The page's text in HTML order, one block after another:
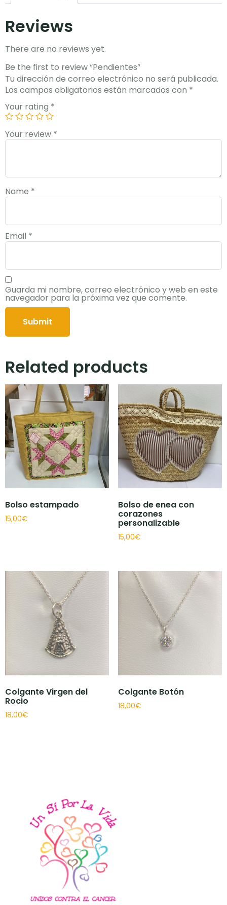
Reviews
There are no reviews yet.
Be the first to review “Pendientes”
Tu dirección de correo electrónico no será publicada.
Los campos obligatorios están marcados con *
Your rating *
Your review *
Name *
Email *
Guarda mi nombre, correo electrónico y web en este
navegador para la próxima vez que comente.
Related products
Bolso estampado
15,00€
Bolso de enea con
corazones
personalizable
15,00€
Colgante Virgen del
Rocio
18,00€
Colgante Botón
18,00€